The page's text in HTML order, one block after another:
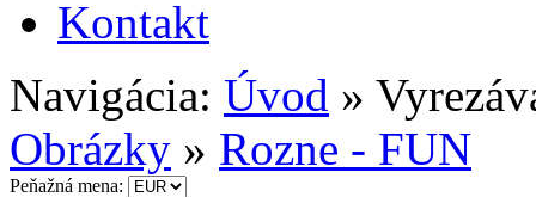
Kontakt
Navigácia: Úvod »
Obrázky » Rozne - FUN
Peňažná mena: